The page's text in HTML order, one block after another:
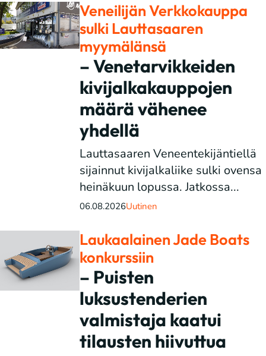
Veneilijän Verkkokauppa
sulki Lauttasaaren
myymälänsä
– Venetarvikkeiden
kivijalkakauppojen
määrä vähenee
yhdellä
Lauttasaaren Veneentekijäntiellä
sijainnut kivijalkaliike sulki ovensa
heinäkuun lopussa. Jatkossa...
06.08.2026Uutinen
Laukaalainen Jade Boats
konkurssiin
– Puisten
luksustenderien
valmistaja kaatui
tilausten hiivuttua